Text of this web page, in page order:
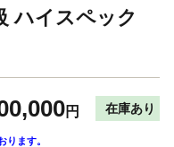
ハイスペック
円 在庫あり
ります。